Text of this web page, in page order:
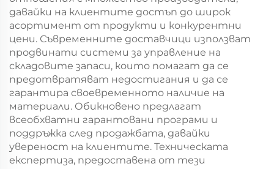
давайки на клиентите достъп до широк
асортимент от продукти и конкурентни
цени. Съвременните доставчици използват
продвинати системи за управление на
складовите запаси, които помагат да се
предотвратяват недостигания и да се
гарантира своевременното наличие на
материали. Обикновено предлагат
всеобхватни гарантовани програми и
поддръжка след продажбата, давайки
увереност на клиентите. Техническата
експертиза, предоставена от тези